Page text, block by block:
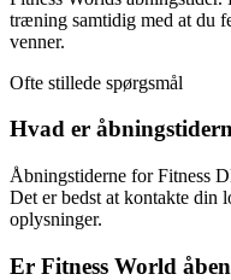
træning samtidig med at du
venner.
Ofte stillede spørgsmål
Hvad er
Åbningstiderne for Fitness
Det er bedst at kontakte din
oplysninger.
Er Fitness World